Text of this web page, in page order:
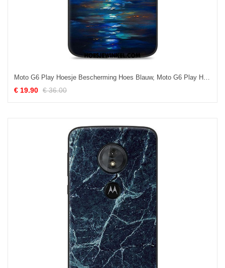
Moto G6 Play Hoesje Bescherming Hoes Blauw, Moto G6 Play Hoesje Scheppend Zacht
€ 19.90 € 36.00